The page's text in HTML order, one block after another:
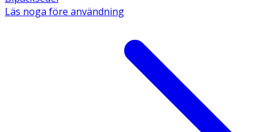
Läs noga före användning